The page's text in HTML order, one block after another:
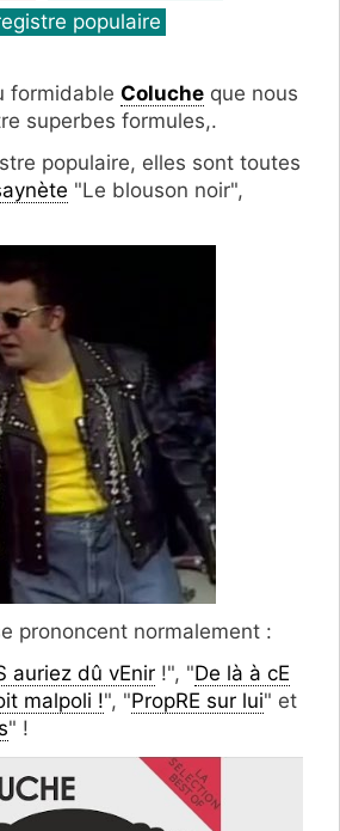
populaire
formidable Coluche que nous
superbes formules,.
populaire, elles sont toutes
"Le blouson noir",
prononcent normalement :
auriez dû vEnir !", "De là à cE
malpoli !", "PropRE sur lui" et
" !